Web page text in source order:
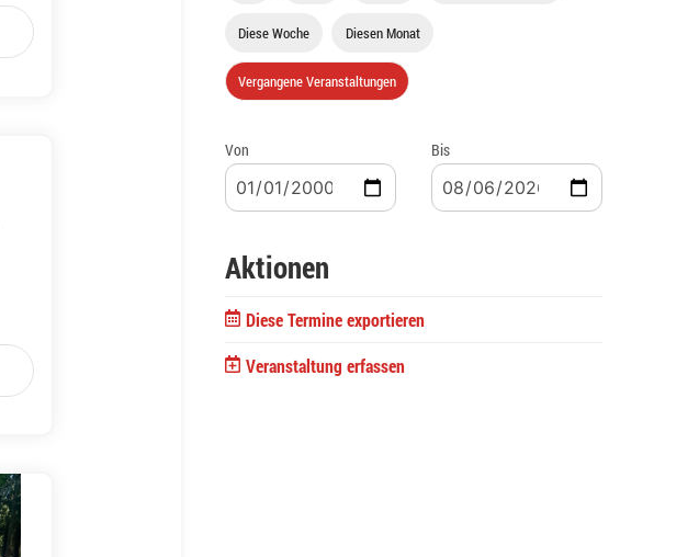
Diese Woche Diesen Monat
Vergangene Veranstaltungen
Von Bis
Aktionen
Diese Termine exportieren
Veranstaltung erfassen